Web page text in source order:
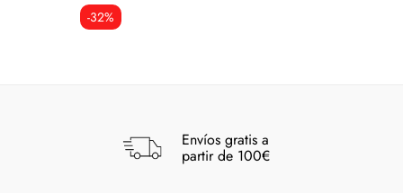
-32%
Envíos gratis a
partir de 100€